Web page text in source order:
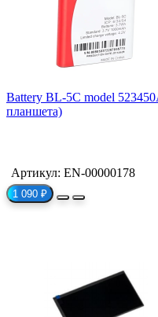
Battery BL-5C model
планшета)
Артикул: EN-00000178
1 090 ₽